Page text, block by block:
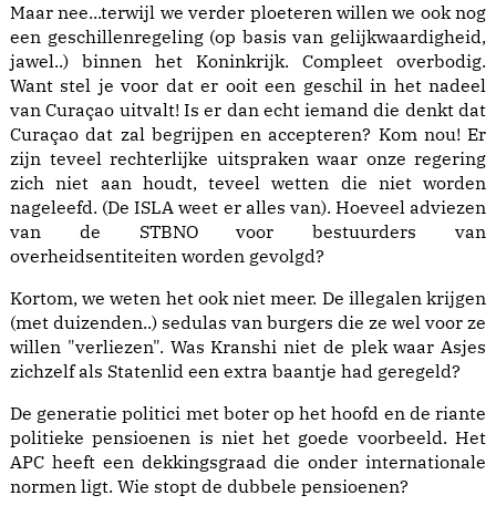
Maar nee...terwijl we verder ploeteren willen we ook nog
een geschillenregeling (op basis van gelijkwaardigheid,
jawel..) binnen het Koninkrijk. Compleet overbodig.
Want stel je voor dat er ooit een geschil in het nadeel
van Curaçao uitvalt! Is er dan echt iemand die denkt dat
Curaçao dat zal begrijpen en accepteren? Kom nou! Er
zijn teveel rechterlijke uitspraken waar onze regering
zich niet aan houdt, teveel wetten die niet worden
nageleefd. (De ISLA weet er alles van). Hoeveel adviezen
van de STBNO voor bestuurders van
overheidsentiteiten worden gevolgd?
Kortom, we weten het ook niet meer. De illegalen krijgen
(met duizenden..) sedulas van burgers die ze wel voor ze
willen "verliezen". Was Kranshi niet de plek waar Asjes
zichzelf als Statenlid een extra baantje had geregeld?
De generatie politici met boter op het hoofd en de riante
politieke pensioenen is niet het goede voorbeeld. Het
APC heeft een dekkingsgraad die onder internationale
normen ligt. Wie stopt de dubbele pensioenen?